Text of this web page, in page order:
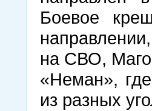
Боевое
на СВО,
«Неман»,
из разных